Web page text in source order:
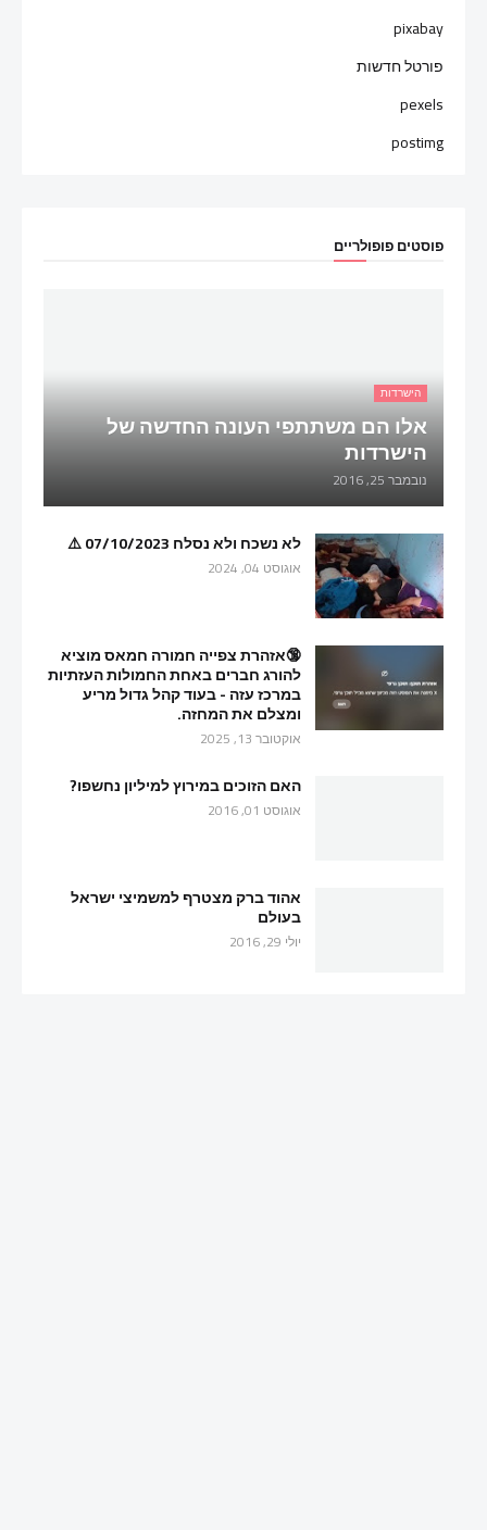
pixabay
פורטל חדשות
pexels
postimg
פוסטים פופולריים
הישרדות
אלו הם משתתפי העונה החדשה של
הישרדות
נובמבר 25, 2016
לא נשכח ולא נסלח 07/10/2023 ⚠️
אוגוסט 04, 2024
🔞אזהרת צפייה חמורה חמאס מוציא
להורג חברים באחת החמולות העזתיות
במרכז עזה - בעוד קהל גדול מריע
ומצלם את המחזה.
אוקטובר 13, 2025
האם הזוכים במירוץ למיליון נחשפו?
אוגוסט 01, 2016
אהוד ברק מצטרף למשמיצי ישראל
בעולם
יולי 29, 2016